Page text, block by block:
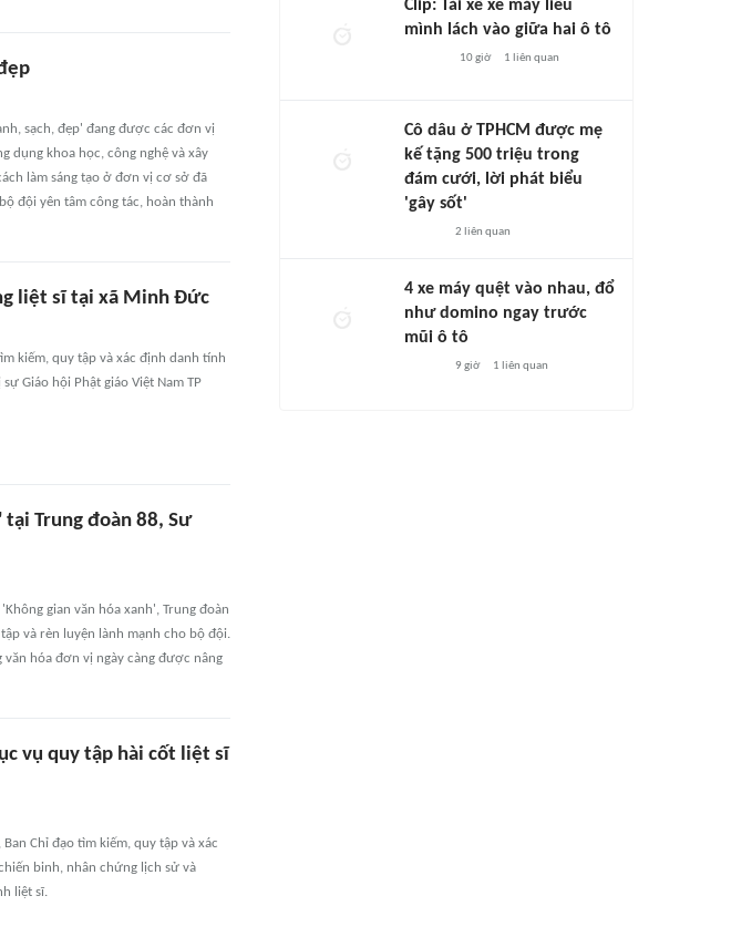
sạch, đẹp' đang được các đơn vị
dụng khoa học, công nghệ và xây
làm sáng tạo ở đơn vị cơ sở đã
đội yên tâm công tác, hoàn thành
liệt sĩ tại xã Minh Đức
kiếm, quy tập và xác định danh tính
Giáo hội Phật giáo Việt Nam TP
tại Trung đoàn 88, Sư
gian văn hóa xanh', Trung đoàn
và rèn luyện lành mạnh cho bộ đội.
hóa đơn vị ngày càng được nâng
vụ quy tập hài cốt liệt sĩ
Chỉ đạo tìm kiếm, quy tập và xác
binh, nhân chứng lịch sử và
liệt sĩ.
Clip: Tài xế xe máy liều
mình lách vào giữa hai ô tô
10 giờ 1 liên quan
Cô dâu ở TPHCM được mẹ
kế tặng 500 triệu trong
đám cưới, lời phát biểu
'gây sốt'
2 liên quan
4 xe máy quệt vào nhau, đổ
như domino ngay trước
mũi ô tô
9 giờ 1 liên quan